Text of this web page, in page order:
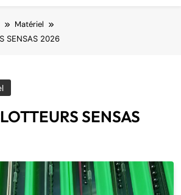
Matériel
SENSAS 2026
SENSAS